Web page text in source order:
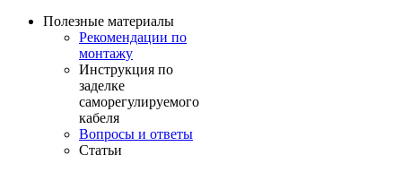
Полезные материалы
Рекомендации по
монтажу
Инструкция по
заделке
саморегулируемого
кабеля
Вопросы и ответы
Статьи